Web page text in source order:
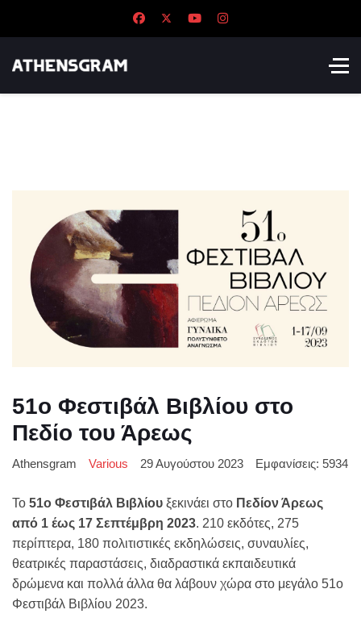
51ο Φεστιβάλ Βιβλίου στο
Πεδίο του Άρεως
Athensgram Various 29 Αυγούστου 2023 Εμφανίσεις: 5934
Το 51ο Φεστιβάλ Βιβλίου ξεκινάει στο Πεδίον Άρεως
από 1 έως 17 Σεπτέμβρη 2023. 210 εκδότες, 275
περίπτερα, 180 πολιτιστικές εκδηλώσεις, συναυλίες,
θεατρικές παραστάσεις, διαδραστικά εκπαιδευτικά
δρώμενα και πολλά άλλα θα λάβουν χώρα στο μεγάλο 51ο
Φεστιβάλ Βιβλίου 2023.